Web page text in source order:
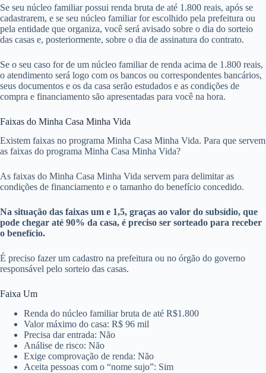
Se seu núcleo familiar possui renda bruta de até 1.800 reais, após se
cadastrarem, e se seu núcleo familiar for escolhido pela prefeitura ou
pela entidade que organiza, você será avisado sobre o dia do sorteio
das casas e, posteriormente, sobre o dia de assinatura do contrato.
Se o seu caso for de um núcleo familiar de renda acima de 1.800 reais,
o atendimento será logo com os bancos ou correspondentes bancários,
seus documentos e os da casa serão estudados e as condições de
compra e financiamento são apresentadas para você na hora.
Faixas do Minha Casa Minha Vida
Existem faixas no programa Minha Casa Minha Vida. Para que servem
as faixas do programa Minha Casa Minha Vida?
As faixas do Minha Casa Minha Vida servem para delimitar as
condições de financiamento e o tamanho do benefício concedido.
Na situação das faixas um e 1,5, graças ao valor do subsídio, que
pode chegar até 90% da casa, é preciso ser sorteado para receber
o benefício.
É preciso fazer um cadastro na prefeitura ou no órgão do governo
responsável pelo sorteio das casas.
Faixa Um
Renda do núcleo familiar bruta de até R$1.800
Valor máximo do casa: R$ 96 mil
Precisa dar entrada: Não
Análise de risco: Não
Exige comprovação de renda: Não
Aceita pessoas com o “nome sujo”: Sim